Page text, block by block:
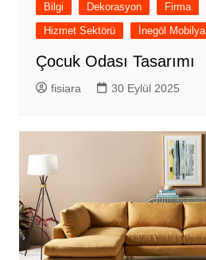
Bilgi Dekorasyon Firma
Hizmet Sektörü
İnegöl Mobilya
Çocuk Odası Tasarımı
fisiara 30 Eylül 2025